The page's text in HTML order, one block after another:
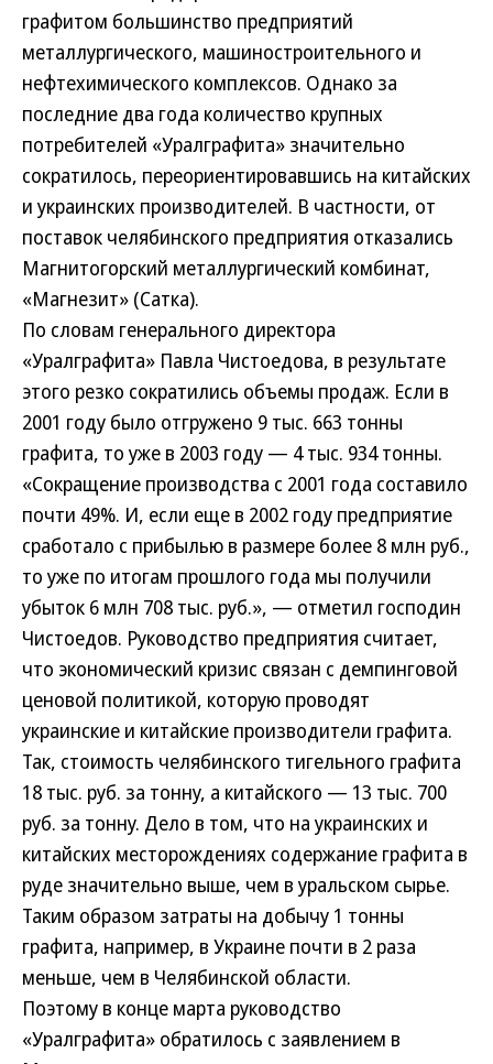
графитом большинство предприятий
металлургического, машиностроительного и
нефтехимического комплексов. Однако за
последние два года количество крупных
потребителей «Уралграфита» значительно
сократилось, переориентировавшись на китайских
и украинских производителей. В частности, от
поставок челябинского предприятия отказались
Магнитогорский металлургический комбинат,
«Магнезит» (Сатка).
По словам генерального директора
«Уралграфита» Павла Чистоедова, в результате
этого резко сократились объемы продаж. Если в
2001 году было отгружено 9 тыс. 663 тонны
графита, то уже в 2003 году — 4 тыс. 934 тонны.
«Сокращение производства с 2001 года составило
почти 49%. И, если еще в 2002 году предприятие
сработало с прибылью в размере более 8 млн руб.,
то уже по итогам прошлого года мы получили
убыток 6 млн 708 тыс. руб.», — отметил господин
Чистоедов. Руководство предприятия считает,
что экономический кризис связан с демпинговой
ценовой политикой, которую проводят
украинские и китайские производители графита.
Так, стоимость челябинского тигельного графита
18 тыс. руб. за тонну, а китайского — 13 тыс. 700
руб. за тонну. Дело в том, что на украинских и
китайских месторождениях содержание графита в
руде значительно выше, чем в уральском сырье.
Таким образом затраты на добычу 1 тонны
графита, например, в Украине почти в 2 раза
меньше, чем в Челябинской области.
Поэтому в конце марта руководство
«Уралграфита» обратилось с заявлением в